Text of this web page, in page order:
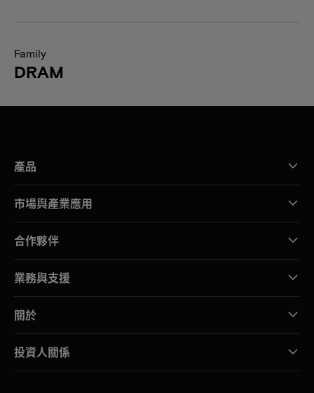
Family
DRAM
產品
市場與產業應用
合作夥伴
業務與支援
關於
投資人關係